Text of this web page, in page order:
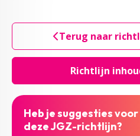
Richtlijn
Terug naar
Heb je suggesties
deze JGZ-richtlijn?